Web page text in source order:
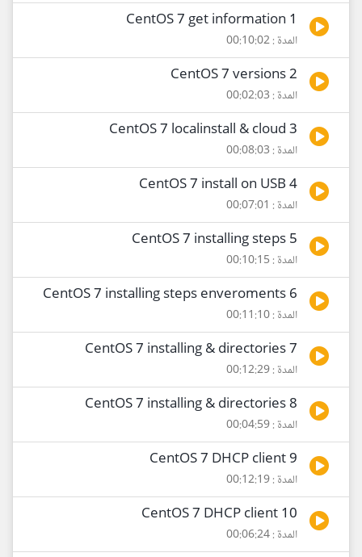
1 CentOS 7 get information
المدة : 00:10:02
2 CentOS 7 versions
المدة : 00:02:03
3 CentOS 7 localinstall & cloud
المدة : 00:08:03
4 CentOS 7 install on USB
المدة : 00:07:01
5 CentOS 7 installing steps
المدة : 00:10:15
6 CentOS 7 installing steps enveroments
المدة : 00:11:10
7 CentOS 7 installing & directories
المدة : 00:12:29
8 CentOS 7 installing & directories
المدة : 00:04:59
9 CentOS 7 DHCP client
المدة : 00:12:19
10 CentOS 7 DHCP client
المدة : 00:06:24